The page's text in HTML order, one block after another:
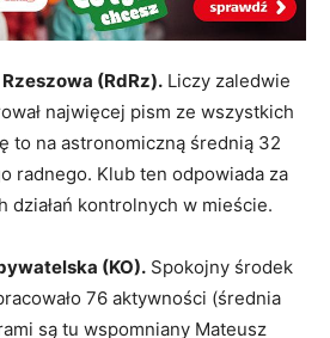
(RdRz). Liczy zaledwie
najwięcej pism ze wszystkich
to na astronomiczną średnią 32
radnego. Klub ten odpowiada za
działań kontrolnych w mieście.
(KO). Spokojny środek
76 aktywności (średnia
są tu wspomniany Mateusz